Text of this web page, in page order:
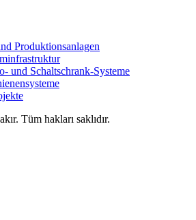
Produktionsanlagen
und Schaltschrank-Systeme
Tüm hakları saklıdır.